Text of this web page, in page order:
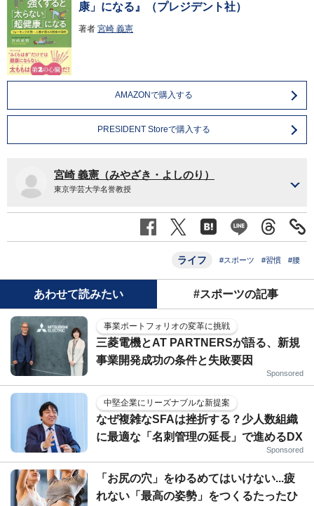
康」になる』（プレジデント社）
著者 宮崎 義憲
AMAZONで購入する
PRESIDENT Storeで購入する
宮崎 義憲（みやざき・よしのり）
東京学芸大学名誉教授
ライフ #スポーツ #習慣 #腰
あわせて読みたい #スポーツの記事
事業ポートフォリオの変革に挑戦
三菱電機とAT PARTNERSが語る、新規
事業開発成功の条件と失敗要因
Sponsored
中堅企業にリーズナブルな新提案
なぜ複雑なSFAは挫折する？少人数組織
に最適な「名刺管理の延長」で進めるDX
Sponsored
「お尻の穴」をゆるめてはいけない...疲
れない「最高の姿勢」をつくるたったひ